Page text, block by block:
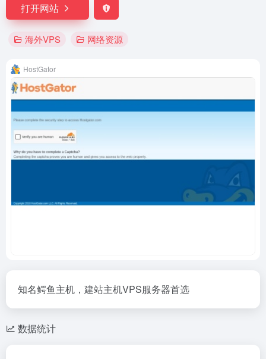
打开网站
海外VPS 网络资源
HostGator
知名鳄鱼主机，建站主机VPS服务器首选
数据统计